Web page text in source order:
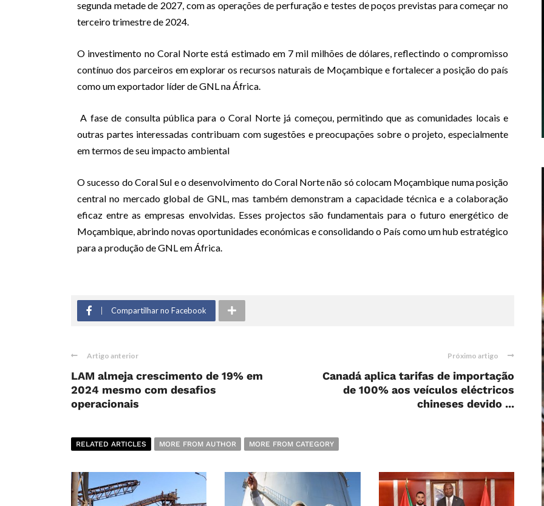
segunda metade de 2027, com as operações de perfuração e testes de poços previstas para começar no
terceiro trimestre de 2024.
O investimento no Coral Norte está estimado em 7 mil milhões de dólares, reflectindo o compromisso
contínuo dos parceiros em explorar os recursos naturais de Moçambique e fortalecer a posição do país
como um exportador líder de GNL na África.
A fase de consulta pública para o Coral Norte já começou, permitindo que as comunidades locais e
outras partes interessadas contribuam com sugestões e preocupações sobre o projeto, especialmente
em termos de seu impacto ambiental
O sucesso do Coral Sul e o desenvolvimento do Coral Norte não só colocam Moçambique numa posição
central no mercado global de GNL, mas também demonstram a capacidade técnica e a colaboração
eficaz entre as empresas envolvidas. Esses projectos são fundamentais para o futuro energético de
Moçambique, abrindo novas oportunidades económicas e consolidando o País como um hub estratégico
para a produção de GNL em África.
Compartilhar no Facebook
Artigo anterior
LAM almeja crescimento de 19% em
2024 mesmo com desafios
operacionais
Próximo artigo
Canadá aplica tarifas de importação
de 100% aos veículos eléctricos
chineses devido ...
RELATED ARTICLES MORE FROM AUTHOR MORE FROM CATEGORY